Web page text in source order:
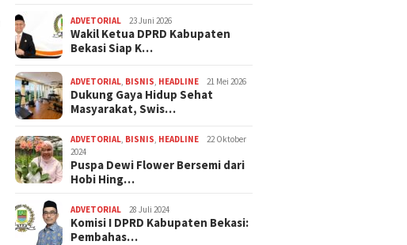
ADVETORIAL 23 Juni 2026
Wakil Ketua DPRD Kabupaten
Bekasi Siap K…
ADVETORIAL BISNIS HEADLINE 21 Mei 2026
Dukung Gaya Hidup Sehat
Masyarakat, Swis…
ADVETORIAL BISNIS HEADLINE
22 Oktober
2024
Puspa Dewi Flower Bersemi dari
Hobi Hing…
ADVETORIAL 28 Juli 2024
Komisi I DPRD Kabupaten Bekasi:
Pembahas…